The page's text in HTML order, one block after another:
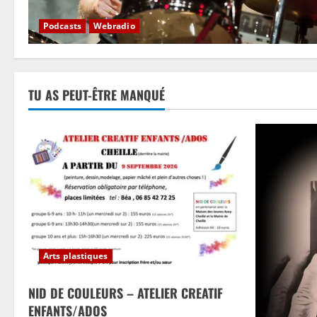
Podcasts Webradio
TU AS PEUT-ÊTRE MANQUÉ
Arts plastiques
NID DE COULEURS – ATELIER CREATIF
ENFANTS/ADOS